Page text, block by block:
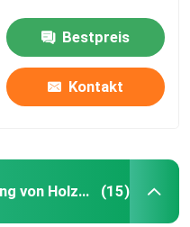
Bestpreis
Kontakt
Maschine für die Herstellung von Holzpellets (15)